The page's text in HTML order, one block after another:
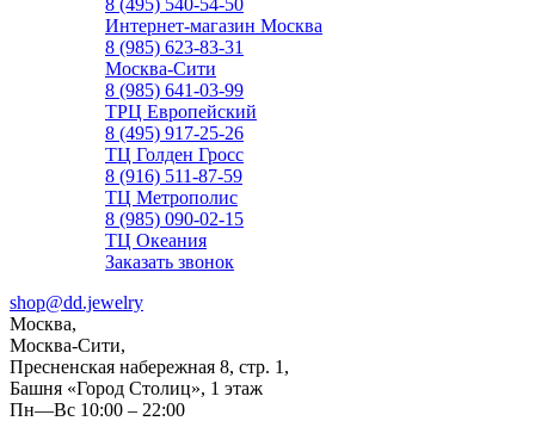
8 (495) 540-54-50
Интернет-магазин Москва
8 (985) 623-83-31
Москва-Сити
8 (985) 641-03-99
ТРЦ Европейский
8 (495) 917-25-26
ТЦ Голден Гросс
8 (916) 511-87-59
ТЦ Метрополис
8 (985) 090-02-15
ТЦ Океания
Заказать звонок
shop@dd.jewelry
Москва,
Москва-Сити,
Пресненская набережная 8, стр. 1,
Башня «Город Столиц», 1 этаж
Пн—Вс 10:00 – 22:00